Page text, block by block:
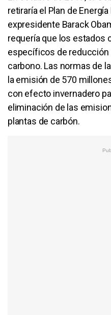
retiraría el Plan de
expresidente Barack
requería que los estados
específicos de reducción
carbono. Las normas de
la emisión de 570
con efecto invernadero
eliminación de las
plantas de carbón.